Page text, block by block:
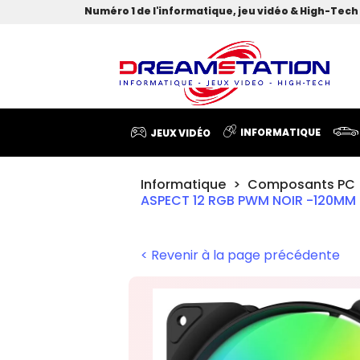
Numéro 1 de l'informatique, jeu vidéo & High-Tech
JEUX VIDÉO INFORMATIQUE
Informatique
Composants PC
ASPECT 12 RGB PWM NOIR -
< Revenir à la page précédente